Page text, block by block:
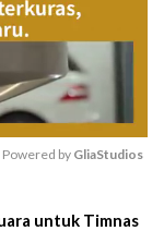
Powered by GliaStudios
untuk Timnas